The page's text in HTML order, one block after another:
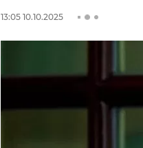
13:05 10.10.2025